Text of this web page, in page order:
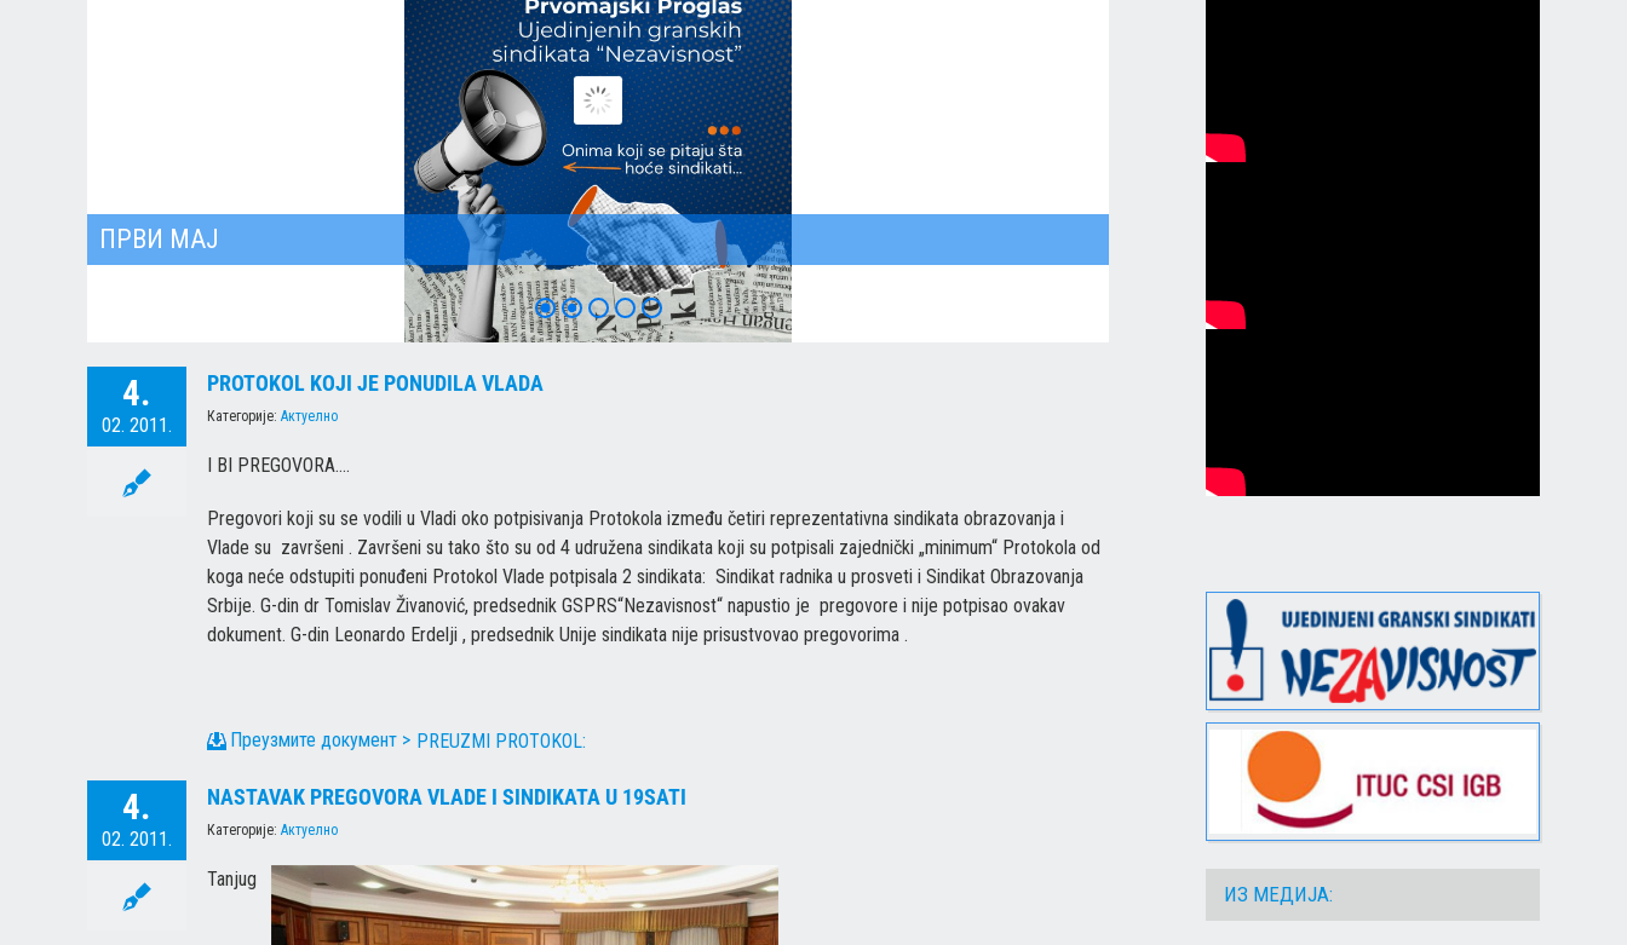
ХРИСТОС ВОСКРЕСЕ
4.
02. 2011.
PROTOKOL KOJI JE PONUDILA VLADA
Категорије: Актуелно
I BI PREGOVORA….
Pregovori koji su se vodili u Vladi oko potpisivanja Protokola između četiri reprezentativna sindikata obrazovanja i
Vlade su završeni . Završeni su tako što su od 4 udružena sindikata koji su potpisali zajednički „minimum“ Protokola od
koga neće odstupiti ponuđeni Protokol Vlade potpisala 2 sindikata: Sindikat radnika u prosveti i Sindikat Obrazovanja
Srbije. G-din dr Tomislav Živanović, predsednik GSPRS“Nezavisnost“ napustio je pregovore i nije potpisao ovakav
dokument. G-din Leonardo Erdelji , predsednik Unije sindikata nije prisustvovao pregovorima .
PREUZMI PROTOKOL:
4.
02. 2011.
NASTAVAK PREGOVORA VLADE I SINDIKATA U 19SATI
Категорије: Актуелно
Tanjug
ИЗ МЕДИЈА: